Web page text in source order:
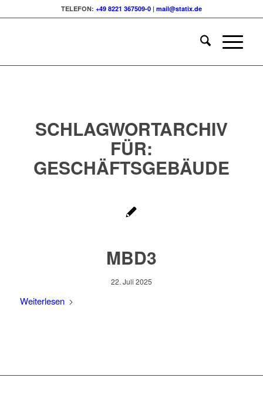
TELEFON: +49 8221 367509-0| mail@statix.de
SCHLAGWORTARCHIV
FÜR:
GESCHÄFTSGEBÄUDE
MBD3
22. Juli 2025
Weiterlesen